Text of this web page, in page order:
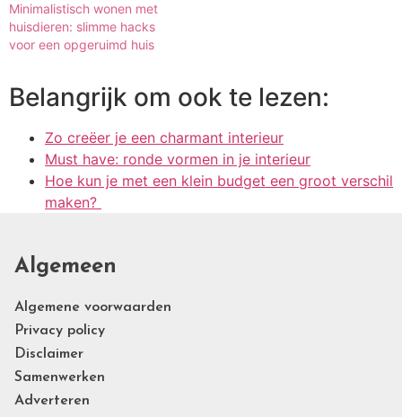
Minimalistisch wonen met
huisdieren: slimme hacks
voor een opgeruimd huis
Belangrijk om ook te lezen:
Zo creëer je een charmant interieur
Must have: ronde vormen in je interieur
Hoe kun je met een klein budget een groot verschil
maken?
Algemeen
Algemene voorwaarden
Privacy policy
Disclaimer
Samenwerken
Adverteren